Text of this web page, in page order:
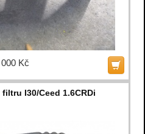
Kč
I30/Ceed 1.6CRDi